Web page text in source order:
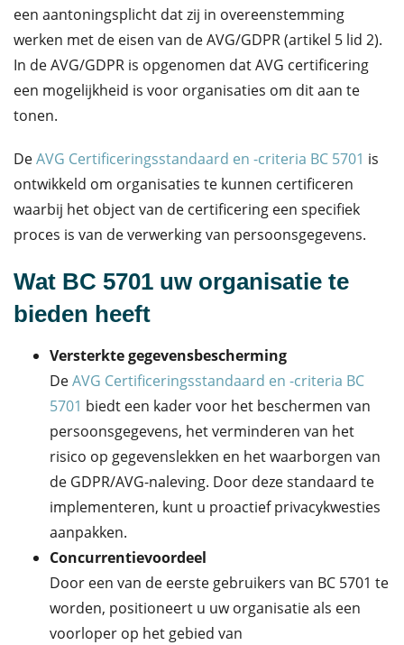
een aantoningsplicht dat zij in overeenstemming
werken met de eisen van de AVG/GDPR (artikel 5 lid 2).
In de AVG/GDPR is opgenomen dat AVG certificering
een mogelijkheid is voor organisaties om dit aan te
tonen.
DeAVG Certificeringsstandaard en -criteria BC 5701 is
ontwikkeld om organisaties te kunnen certificeren
waarbij het object van de certificering een specifiek
proces is van de verwerking van persoonsgegevens.
Wat BC 5701 uw organisatie te
bieden heeft
Versterkte gegevensbescherming
DeAVG Certificeringsstandaard en -criteria BC
5701 biedt een kader voor het beschermen van
persoonsgegevens, het verminderen van het
risico op gegevenslekken en het waarborgen van
de GDPR/AVG-naleving. Door deze standaard te
implementeren, kunt u proactief privacykwesties
aanpakken.
Concurrentievoordeel
Door een van de eerste gebruikers van BC 5701 te
worden, positioneert u uw organisatie als een
voorloper op het gebied van